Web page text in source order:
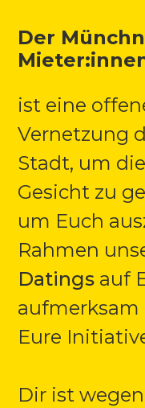
Der
ist eine
Vernetzung
Stadt, um
Gesicht zu
um Euch
Rahmen
Datings auf
aufmerksam
Eure
Dir ist